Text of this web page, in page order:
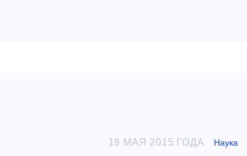
19 МАЯ 2015 ГОДА Наука